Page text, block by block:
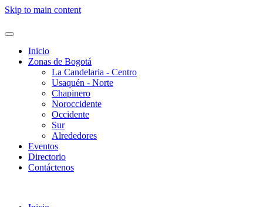
Skip to main content
Inicio
Zonas de Bogotá
La Candelaria - Centro
Usaquén - Norte
Chapinero
Noroccidente
Occidente
Sur
Alrededores
Eventos
Directorio
Contáctenos